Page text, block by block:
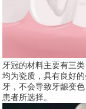
牙冠的材料主要有三
均为瓷质，具有良好
牙，不会导致牙龈变
患者所选择。